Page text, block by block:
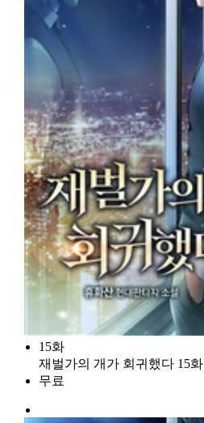
15화
재벌가의 개가 회귀했다 15화
무료